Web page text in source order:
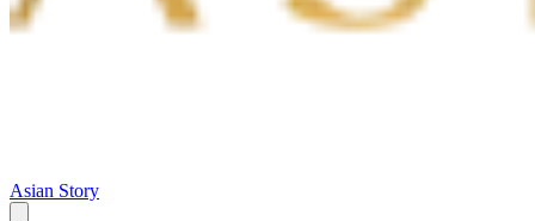
Asian Story